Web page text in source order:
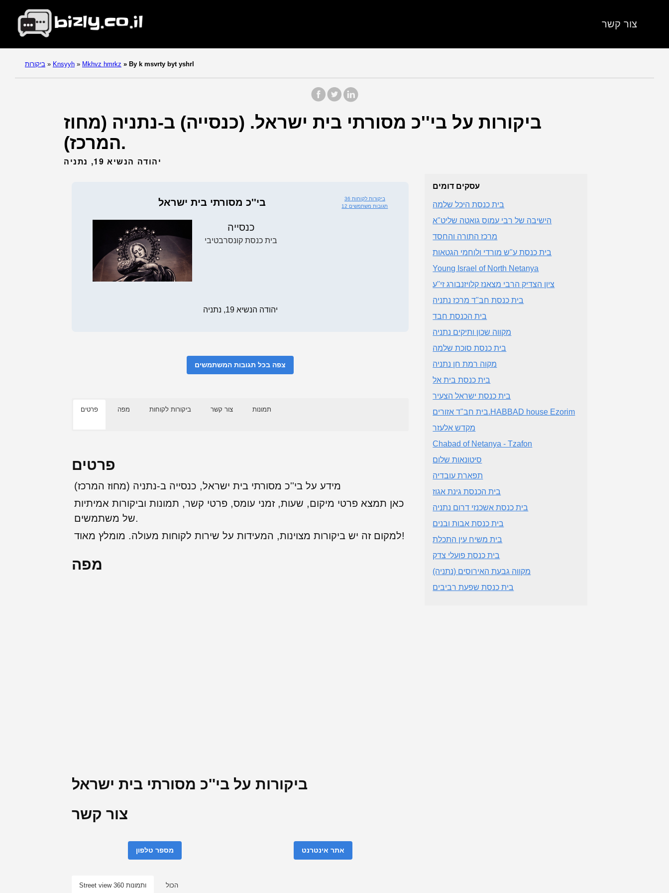
צור קשר
ביקורות » Knsyyh » Mkhvz hmrkz » By k msvrty byt yshrl
ביקורות על בי''כ מסורתי בית ישראל. (כנסייה) ב-נתניה (מחוז
המרכז).
יהודה הנשיא 19, נתניה
בי''כ מסורתי בית ישראל
36 ביקורות לקוחות
12 תגובות משתמשים
כנסייה
בית כנסת קונסרבטיבי
יהודה הנשיא 19, נתניה
צפה בכל תגובות המשתמשים
פרטים מפה ביקורות לקוחות צור קשר תמונות
פרטים
מידע על בי''כ מסורתי בית ישראל, כנסייה ב-נתניה (מחוז המרכז)
כאן תמצא פרטי מיקום, שעות, זמני עומס, פרטי קשר, תמונות וביקורות אמיתיות
של משתמשים.
למקום זה יש ביקורות מצוינות, המעידות על שירות לקוחות מעולה. מומלץ מאוד!
מפה
ביקורות על בי''כ מסורתי בית ישראל
צור קשר
מספר טלפון אתר אינטרנט
Street view ותמונות 360 הכול
עסקים דומים
בית כנסת היכל שלמה
הישיבה של רבי עמוס גואטה שליט"א
מרכז התורה והחסד
בית כנסת ע"ש מורדי ולוחמי הגטאות
Young Israel of North Netanya
ציון הצדיק הרבי מצאנז קלויזנבורג זי''ע
בית כנסת חב"ד מרכז נתניה
בית הכנסת חבד
מקווה שכון ותיקים נתניה
בית כנסת סוכת שלמה
מקוה רמת חן נתניה
בית כנסת בית אל
בית כנסת ישראל הצעיר
בית חב"ד אזורים.HABBAD house Ezorim
מקדש אלעזר
Chabad of Netanya - Tzafon
סיטונאות שלום
תפארת עובדיה
בית הכנסת גינת אגוז
בית כנסת אשכנזי דרום נתניה
בית כנסת אבות ובנים
בית משיח עין התכלת
בית כנסת פועלי צדק
מקווה גבעת האירוסים (נתניה)
בית כנסת שפעת רביבים